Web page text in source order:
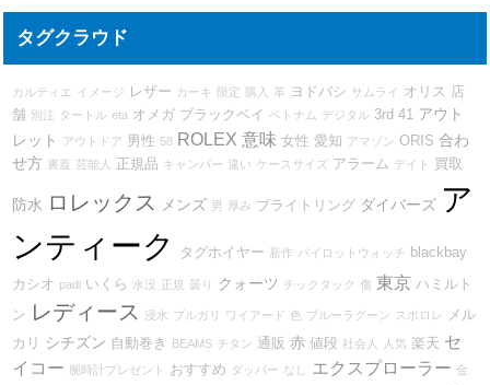
タグクラウド
カルティエ イメージ レザー カーキ 限定 購入 革 ヨドバシ サムライ オリス
店
舗 別注 タートル eta オメガ ブラックベイ ベトナム デジタル 3rd 41
アウト
レット
アウトドア 男性 58 ROLEX 意味 女性 愛知 アマゾン ORIS 合わ
せ方 裏蓋 芸能人 正規品 キャンパー 違い ケースサイズ アラーム デイト 買取
防水 ロレックス メンズ 男 厚み ブライトリング ダイバーズ ア
ンティーク
タグホイヤー 新作 パイロットウォッチ blackbay
カシオ padi いくら 水没 正規 曇り クォーツ チックタック 傷 東京 ハミルト
ン レディース 浸水 ブルガリ ワイアード 色 ブルーラグーン スポロレ
メル
カリ
シチズン 自動巻き BEAMS チタン 通販 赤 値段 社会人 人気 楽天 セ
イコー 腕時計プレゼント おすすめ ダッパー なし エクスプローラー 金